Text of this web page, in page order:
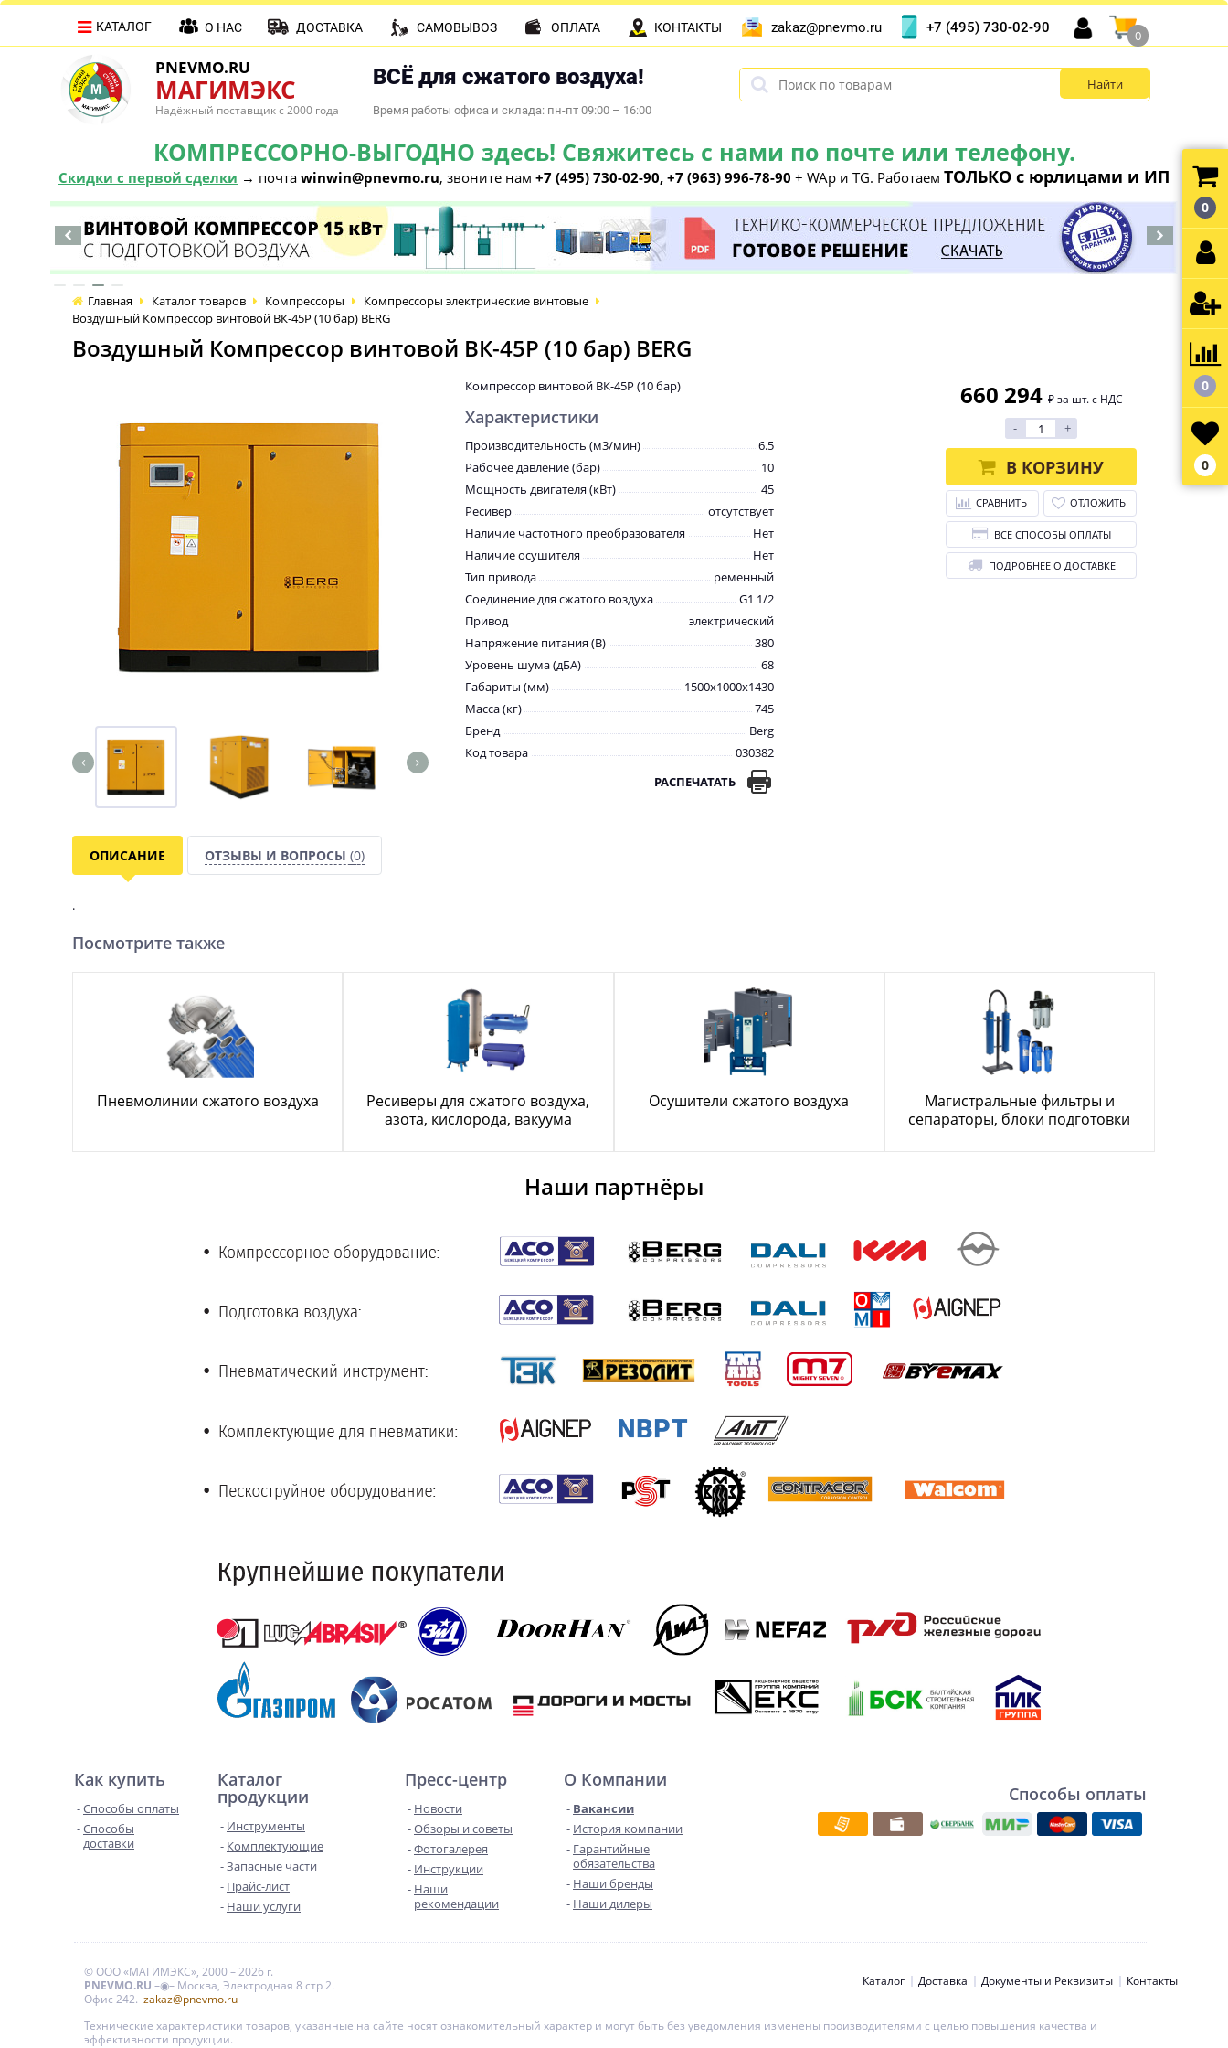
PNEVMO.RU
МАГИМЭКС
Надёжный поставщик с 2000 года
ВСЁ для сжатого воздуха!
Время работы офиса и склада: пн-пт 09:00 – 16:00
КОМПРЕССОРНО-ВЫГОДНО здесь! Свяжитесь с нами по почте или телефону.
Скидки с первой сделки → почта winwin@pnevmo.ru, звоните нам +7 (495) 730-02-90, +7 (963) 996-78-90 + WAp и TG. Работаем ТОЛЬКО с юрлицами и ИП
КАТАЛОГ О НАС ДОСТАВКА САМОВЫВОЗ ОПЛАТА КОНТАКТЫ zakaz@pnevmo.ru +7 (495) 730-02-90
0
Главная Каталог товаров Компрессоры
Компрессоры электрические винтовые
Воздушный Компрессор винтовой ВК-45Р (10 бар) BERG
Воздушный Компрессор винтовой ВК-45Р (10 бар) BERG
Компрессор винтовой ВК-45Р (10 бар)
Характеристики
Производительность (м3/мин)
6.5
Рабочее давление (бар)
10
Мощность двигателя (кВт)
45
Ресивер
отсутствует
Наличие частотного преобразователя
Нет
Наличие осушителя
Нет
Тип привода
ременный
Соединение для сжатого воздуха
G1 1/2
Привод
электрический
Напряжение питания (В)
380
Уровень шума (дБА)
68
Габариты (мм)
1500x1000x1430
Масса (кг)
745
Бренд
Berg
Код товара
030382
РАСПЕЧАТАТЬ
660 294 ₽ за шт. с НДС
- +
В КОРЗИНУ
СРАВНИТЬ ОТЛОЖИТЬ
ВСЕ СПОСОБЫ ОПЛАТЫ
ПОДРОБНЕЕ О ДОСТАВКЕ
ОПИСАНИЕ ОТЗЫВЫ И ВОПРОСЫ (0)
.
Посмотрите также
Пневмолинии сжатого воздуха
Ресиверы для сжатого воздуха,
азота, кислорода, вакуума
Осушители сжатого воздуха
Магистральные фильтры и
сепараторы, блоки подготовки
Наши партнёры
Как купить
Способы оплаты
Способы
доставки
Каталог
продукции
Инструменты
Комплектующие
Запасные части
Прайс-лист
Наши услуги
Пресс-центр
Новости
Обзоры и советы
Фотогалерея
Инструкции
Наши
рекомендации
О Компании
Вакансии
История компании
Гарантийные
обязательства
Наши бренды
Наши дилеры
Способы оплаты
© ООО «МАГИМЭКС», 2000 – 2026 г.
PNEVMO.RU –◉– Москва, Электродная 8 стр 2.
Офис 242. zakaz@pnevmo.ru
Каталог Доставка Документы и Реквизиты Контакты
0
0
0
Технические характеристики товаров, указанные на сайте носят ознакомительный характер и могут быть без уведомления изменены производителями с целью повышения качества и
эффективности продукции.